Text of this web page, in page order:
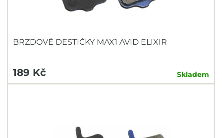
BRZDOVÉ DESTIČKY MAX1 AVID ELIXIR
189 Kč Skladem